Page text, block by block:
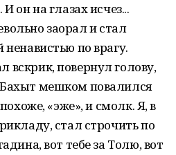
он на глазах исчез...
заорал и стал
ненавистью по врагу.
повернул голову,
мешком повалился
«эже», и смолк. Я, в
стал строчить по
вот тебе за Толю, вот